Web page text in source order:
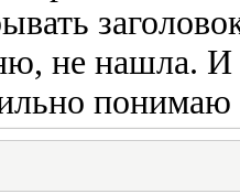
не нашла.